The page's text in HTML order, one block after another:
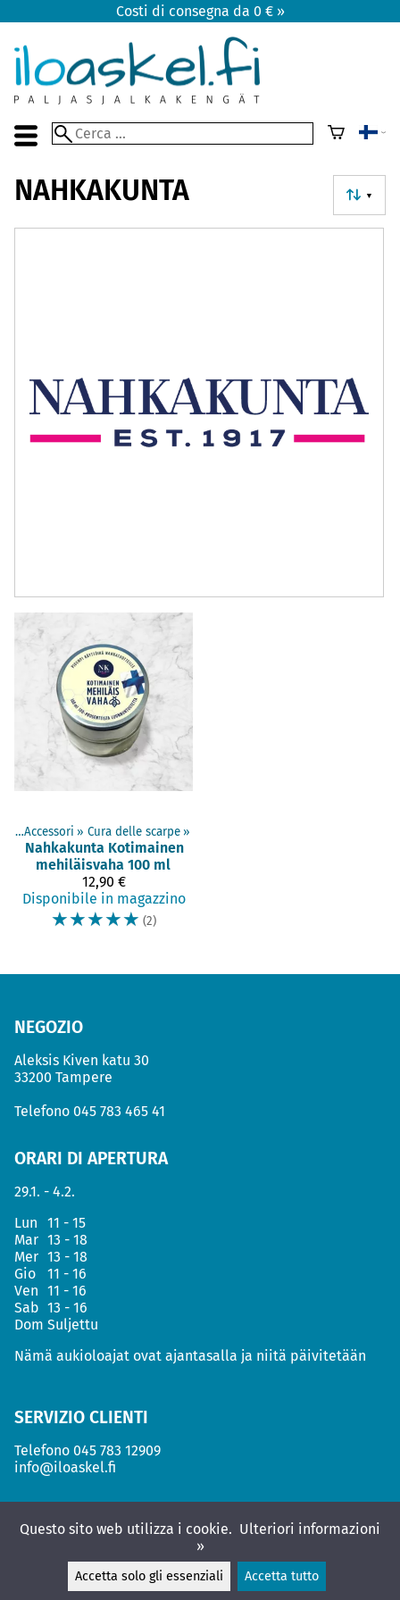
Costi di consegna da 0 € »
▼
NAHKAKUNTA
‪»Accessori ‪» Cura delle scarpe ‪»
Nahkakunta Kotimainen
mehiläisvaha 100 ml
12,90 €
Disponibile in magazzino
☆☆☆☆☆ (2)
NEGOZIO
Aleksis Kiven katu 30
33200 Tampere
Telefono 045 783 465 41
ORARI DI APERTURA
29.1. - 4.2.
Lun
11 - 15
Mar 13 - 18
Mer 13 - 18
Gio
11 - 16
Ven 11 - 16
Sab 13 - 16
Dom Suljettu
Nämä aukioloajat ovat ajantasalla ja niitä päivitetään
SERVIZIO CLIENTI
Telefono 045 783 12909
info@iloaskel.fi
Questo sito web utilizza i cookie. Ulteriori informazioni
»
Accetta solo gli essenziali Accetta tutto